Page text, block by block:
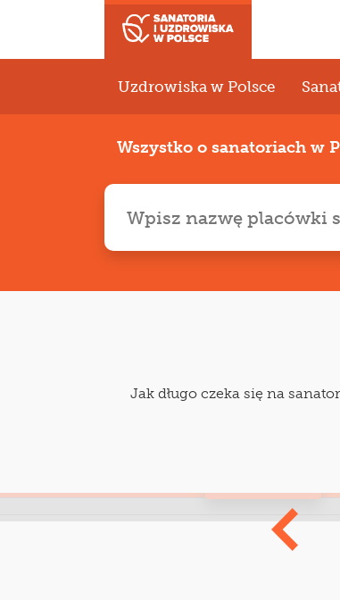
Uzdrowiska w Polsce
Wszystko o sanatoriach w
Jak długo czeka się na